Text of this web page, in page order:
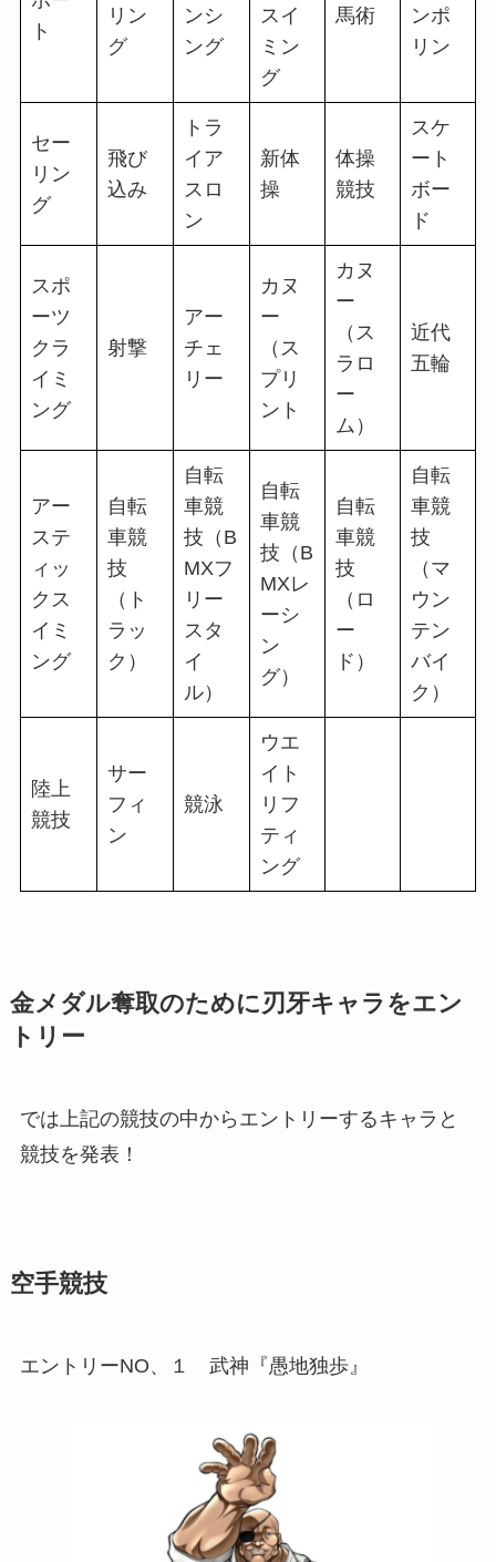
ト
リン
グ
ンシ
ング
スイ
ミン
グ
馬術
ンポ
リン
セー
リン
グ
飛び
込み
トラ
イア
スロ
ン
新体
操
体操
競技
スケ
ート
ボー
ド
スポ
ーツ
クラ
イミ
ング
射撃
アー
チェ
リー
カヌ
ー
（ス
プリ
ント
カヌ
ー
（ス
ラロ
ー
ム）
近代
五輪
アー
ステ
ィッ
クス
イミ
ング
自転
車競
技
（ト
ラッ
ク）
自転
車競
技（B
MXフ
リー
スタ
イ
ル）
自転
車競
技（B
MXレ
ーシ
ン
グ）
自転
車競
技
（ロ
ー
ド）
自転
車競
技
（マ
ウン
テン
バイ
ク）
陸上
競技
サー
フィ
ン
競泳
ウエ
イト
リフ
ティ
ング
金メダル奪取のために刃牙キャラをエン
トリー
では上記の競技の中からエントリーするキャラと
競技を発表！
空手競技
エントリーNO、１ 武神『愚地独歩』